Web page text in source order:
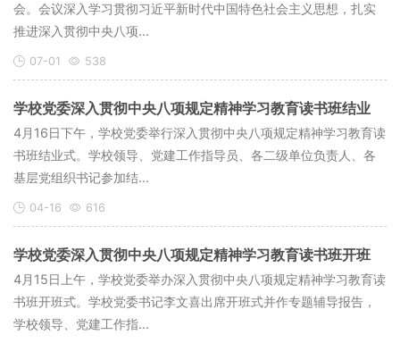
会。会议深入学习贯彻习近平新时代中国特色社会主义思想，扎实
推进深入贯彻中央八项...
07-01 538
学校党委深入贯彻中央八项规定精神学习教育读书班结业
4月16日下午，学校党委举行深入贯彻中央八项规定精神学习教育读
书班结业式。学校领导、党建工作指导员、各二级单位负责人、各
基层党组织书记参加结...
04-16 616
学校党委深入贯彻中央八项规定精神学习教育读书班开班
4月15日上午，学校党委举办深入贯彻中央八项规定精神学习教育读
书班开班式。学校党委书记李文喜出席开班式并作专题辅导报告，
学校领导、党建工作指...